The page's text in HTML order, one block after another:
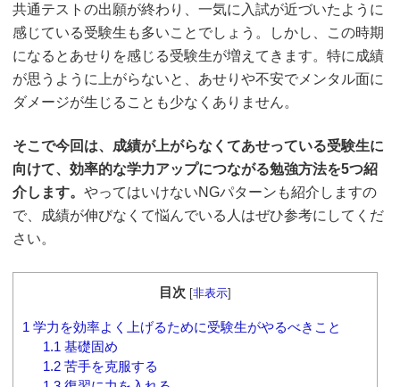
共通テストの出願が終わり、一気に入試が近づいたように
感じている受験生も多いことでしょう。しかし、この時期
になるとあせりを感じる受験生が増えてきます。特に成績
が思うように上がらないと、あせりや不安でメンタル面に
ダメージが生じることも少なくありません。
そこで今回は、成績が上がらなくてあせっている受験生に
向けて、効率的な学力アップにつながる勉強方法を5つ紹
介します。やってはいけないNGパターンも紹介しますの
で、成績が伸びなくて悩んでいる人はぜひ参考にしてくだ
さい。
目次 [非表示]
1 学力を効率よく上げるために受験生がやるべきこと
1.1 基礎固め
1.2苦手を克服する